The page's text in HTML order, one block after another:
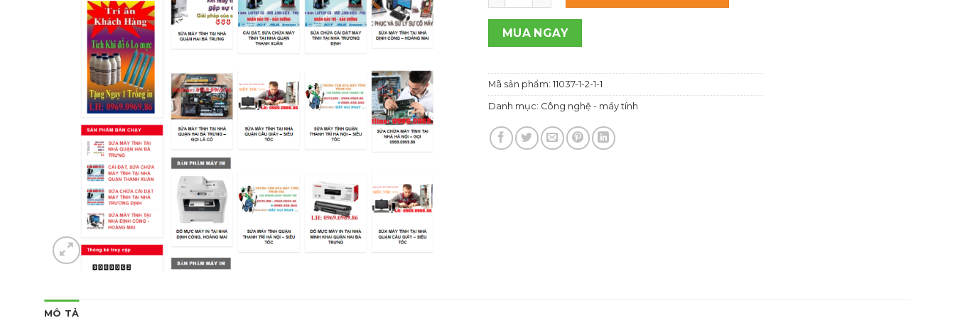
1,000,000 ₫.
là:
MUA NGAY
Mã sản phẩm: 11037-1-2-1-1
Danh mục: Công nghệ - máy tính
MÔ TẢ